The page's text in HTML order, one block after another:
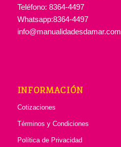
Teléfono: 8364-4497
Whatsapp:8364-4497
info@manualidadesdamar.com
INFORMACIÓN
Cotizaciones
Términos y Condiciones
Política de Privacidad